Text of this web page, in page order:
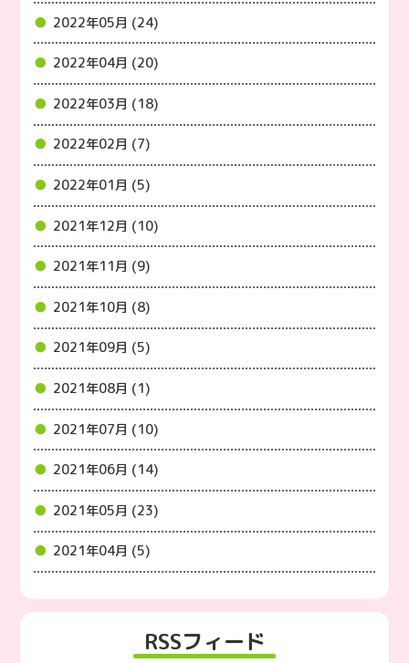
2022年05月 (24)
2022年04月 (20)
2022年03月 (18)
2022年02月 (7)
2022年01月 (5)
2021年12月 (10)
2021年11月 (9)
2021年10月 (8)
2021年09月 (5)
2021年08月 (1)
2021年07月 (10)
2021年06月 (14)
2021年05月 (23)
2021年04月 (5)
RSSフィード